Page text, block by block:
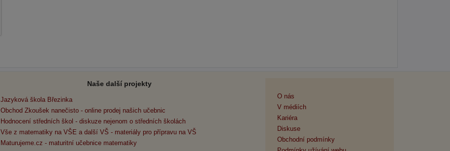
Naše další projekty
Jazyková škola Březinka
Obchod Zkoušek nanečisto - online prodej našich učebnic
Hodnocení středních škol - diskuze nejenom o středních školách
Vše z matematiky na VŠE a další VŠ - materiály pro přípravu na VŠ
Maturujeme.cz - maturitní učebnice matematiky
O nás
V médiích
Kariéra
Diskuse
Obchodní podmínky